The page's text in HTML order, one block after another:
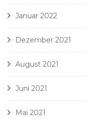
Januar 2022
Dezember 2021
August 2021
Juni 2021
Mai 2021